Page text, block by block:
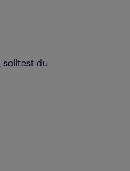
solltest du